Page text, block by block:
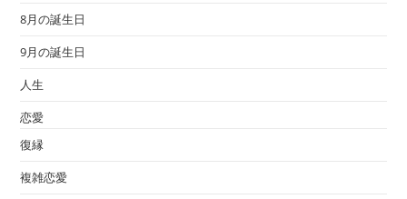
8月の誕生日
9月の誕生日
人生
恋愛
復縁
複雑恋愛